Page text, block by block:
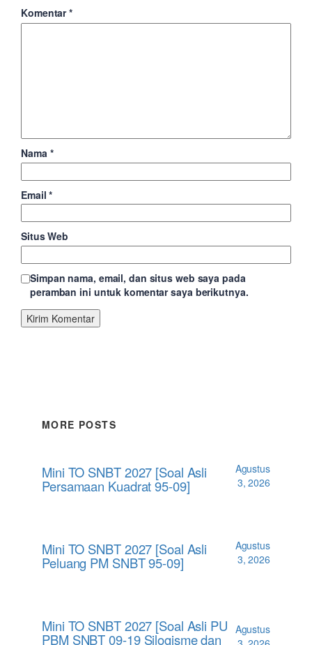
Komentar*
Nama *
Email*
Situs Web
Simpan nama, email, dan situs web saya pada
peramban ini untuk komentar saya berikutnya.
MORE POSTS
Mini TO SNBT 2027 [Soal Asli
Persamaan Kuadrat 95-09]
Agustus
3, 2026
Mini TO SNBT 2027 [Soal Asli
Peluang PM SNBT 95-09]
Agustus
3, 2026
Mini TO SNBT 2027 [Soal Asli PU
PBM SNBT 09-19 Silogisme dan
Agustus